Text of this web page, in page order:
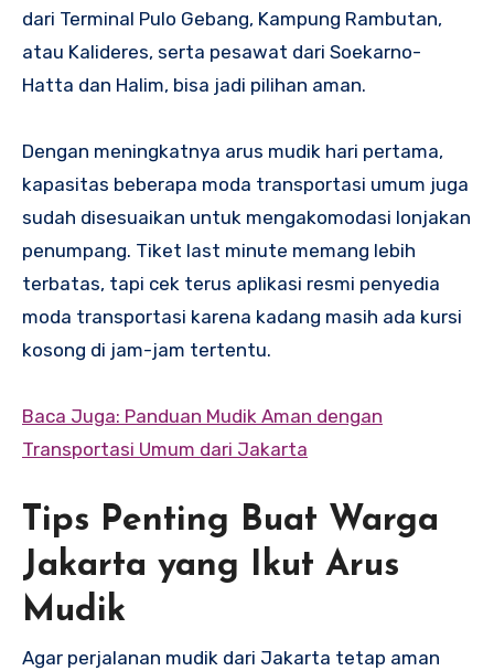
dari Terminal Pulo Gebang, Kampung Rambutan,
atau Kalideres, serta pesawat dari Soekarno-
Hatta dan Halim, bisa jadi pilihan aman.
Dengan meningkatnya arus mudik hari pertama,
kapasitas beberapa moda transportasi umum juga
sudah disesuaikan untuk mengakomodasi lonjakan
penumpang. Tiket last minute memang lebih
terbatas, tapi cek terus aplikasi resmi penyedia
moda transportasi karena kadang masih ada kursi
kosong di jam-jam tertentu.
Baca Juga: Panduan Mudik Aman dengan
Transportasi Umum dari Jakarta
Tips Penting Buat Warga
Jakarta yang Ikut Arus
Mudik
Agar perjalanan mudik dari Jakarta tetap aman